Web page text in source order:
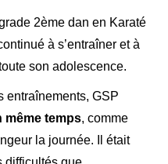
2ème dan en Karaté
à s’entraîner et à
son adolescence.
entraînements, GSP
même temps, comme
la journée. Il était